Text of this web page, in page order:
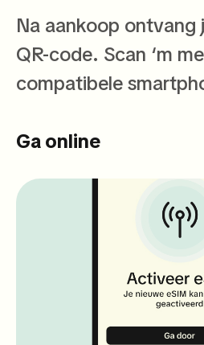
Na aankoop ontvang
QR-code. Scan ‘m
compatibele
Ga online